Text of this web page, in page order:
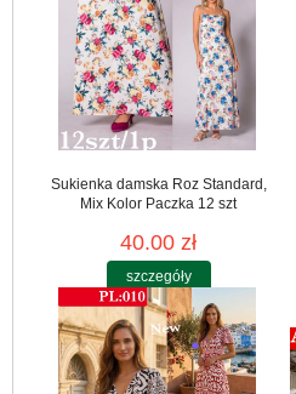
Sukienka damska Roz Standard,
Mix Kolor Paczka 12 szt
40.00 zł
szczegóły